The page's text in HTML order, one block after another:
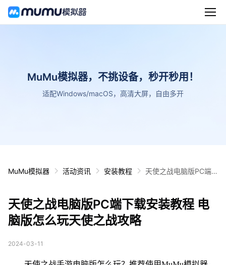
MuMu模拟器，不挑设备，秒开秒用！
适配Windows/macOS，高清大屏，自由多开
MuMu模拟器 活动资讯 安装教程
天使之战电脑版PC端
天使之战电脑版PC端下载安装教程 电
脑版怎么玩天使之战攻略
2024-03-11